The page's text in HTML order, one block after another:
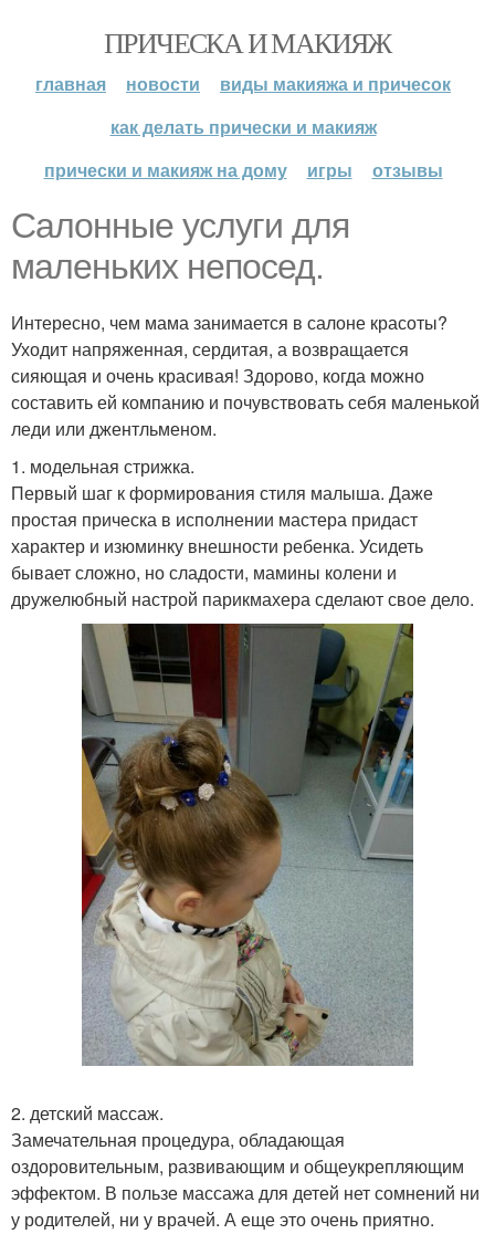
ПРИЧЕСКА И МАКИЯЖ
главная новости
виды макияжа и причесок
как делать прически и макияж
прически и макияж на дому
игры отзывы
Салонные услуги для
маленьких непосед.
Интересно, чем мама занимается в салоне красоты?
Уходит напряженная, сердитая, а возвращается
сияющая и очень красивая! Здорово, когда можно
составить ей компанию и почувствовать себя маленькой
леди или джентльменом.
1. модельная стрижка.
Первый шаг к формирования стиля малыша. Даже
простая прическа в исполнении мастера придаст
характер и изюминку внешности ребенка. Усидеть
бывает сложно, но сладости, мамины колени и
дружелюбный настрой парикмахера сделают свое дело.
2. детский массаж.
Замечательная процедура, обладающая
оздоровительным, развивающим и общеукрепляющим
эффектом. В пользе массажа для детей нет сомнений ни
у родителей, ни у врачей. А еще это очень приятно.